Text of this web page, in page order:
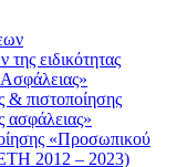
ειδικότητας
& πιστοποίησης
ασφάλειας»
«Προσωπικού
2012 – 2023)